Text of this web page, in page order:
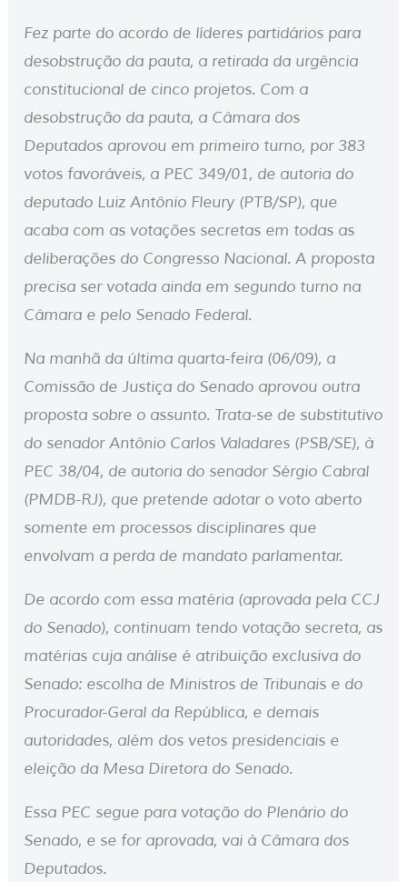
Fez parte do acordo de líderes partidários para
desobstrução da pauta, a retirada da urgência
constitucional de cinco projetos. Com a
desobstrução da pauta, a Câmara dos
Deputados aprovou em primeiro turno, por 383
votos favoráveis, a PEC 349/01, de autoria do
deputado Luiz Antônio Fleury (PTB/SP), que
acaba com as votações secretas em todas as
deliberações do Congresso Nacional. A proposta
precisa ser votada ainda em segundo turno na
Câmara e pelo Senado Federal.
Na manhã da última quarta-feira (06/09), a
Comissão de Justiça do Senado aprovou outra
proposta sobre o assunto. Trata-se de substitutivo
do senador Antônio Carlos Valadares (PSB/SE), à
PEC 38/04, de autoria do senador Sérgio Cabral
(PMDB-RJ), que pretende adotar o voto aberto
somente em processos disciplinares que
envolvam a perda de mandato parlamentar.
De acordo com essa matéria (aprovada pela CCJ
do Senado), continuam tendo votação secreta, as
matérias cuja análise é atribuição exclusiva do
Senado: escolha de Ministros de Tribunais e do
Procurador-Geral da República, e demais
autoridades, além dos vetos presidenciais e
eleição da Mesa Diretora do Senado.
Essa PEC segue para votação do Plenário do
Senado, e se for aprovada, vai à Câmara dos
Deputados.